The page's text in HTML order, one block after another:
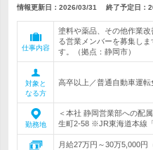
情報更新日：2026/03/31 終了予定日：
仕事内容
塗料や薬品、その他作業
る営業メンバーを募集し
す。（拠点：静岡市）
対象と
なる方
高卒以上／普通自動車運
勤務地
＜本社 静岡営業部への配
生町2-58 ※JR東海道本線
月給27万円～30万5,000